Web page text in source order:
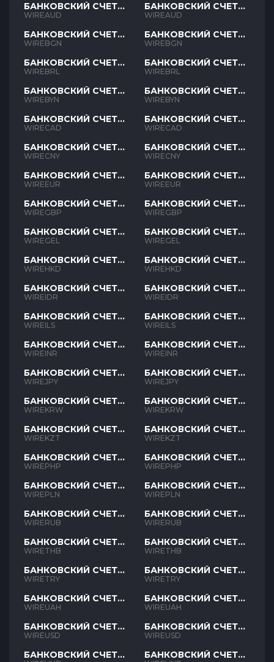
БАНКОВСКИЙ СЧЕТ
AUD
WIREAUD
БАНКОВСКИЙ СЧЕТ
BGN
WIREBGN
БАНКОВСКИЙ СЧЕТ
BRL
WIREBRL
БАНКОВСКИЙ СЧЕТ
BYN
WIREBYN
БАНКОВСКИЙ СЧЕТ
CAD
WIRECAD
БАНКОВСКИЙ СЧЕТ
CNY
WIRECNY
БАНКОВСКИЙ СЧЕТ
EUR
WIREEUR
БАНКОВСКИЙ СЧЕТ
GBP
WIREGBP
БАНКОВСКИЙ СЧЕТ
GEL
WIREGEL
БАНКОВСКИЙ СЧЕТ
HKD
WIREHKD
БАНКОВСКИЙ СЧЕТ
IDR
WIREIDR
БАНКОВСКИЙ СЧЕТ
ILS
WIREILS
БАНКОВСКИЙ СЧЕТ
INR
WIREINR
БАНКОВСКИЙ СЧЕТ
JPY
WIREJPY
БАНКОВСКИЙ СЧЕТ
KRW
WIREKRW
БАНКОВСКИЙ СЧЕТ
KZT
WIREKZT
БАНКОВСКИЙ СЧЕТ
PHP
WIREPHP
БАНКОВСКИЙ СЧЕТ
PLN
WIREPLN
БАНКОВСКИЙ СЧЕТ
RUB
WIRERUB
БАНКОВСКИЙ СЧЕТ
THB
WIRETHB
БАНКОВСКИЙ СЧЕТ
TRY
WIRETRY
БАНКОВСКИЙ СЧЕТ
UAH
WIREUAH
БАНКОВСКИЙ СЧЕТ
USD
WIREUSD
БАНКОВСКИЙ СЧЕТ
БАНКОВСКИЙ СЧЕТ
AUD
WIREAUD
БАНКОВСКИЙ СЧЕТ
BGN
WIREBGN
БАНКОВСКИЙ СЧЕТ
BRL
WIREBRL
БАНКОВСКИЙ СЧЕТ
BYN
WIREBYN
БАНКОВСКИЙ СЧЕТ
CAD
WIRECAD
БАНКОВСКИЙ СЧЕТ
CNY
WIRECNY
БАНКОВСКИЙ СЧЕТ
EUR
WIREEUR
БАНКОВСКИЙ СЧЕТ
GBP
WIREGBP
БАНКОВСКИЙ СЧЕТ
GEL
WIREGEL
БАНКОВСКИЙ СЧЕТ
HKD
WIREHKD
БАНКОВСКИЙ СЧЕТ
IDR
WIREIDR
БАНКОВСКИЙ СЧЕТ
ILS
WIREILS
БАНКОВСКИЙ СЧЕТ
INR
WIREINR
БАНКОВСКИЙ СЧЕТ
JPY
WIREJPY
БАНКОВСКИЙ СЧЕТ
KRW
WIREKRW
БАНКОВСКИЙ СЧЕТ
KZT
WIREKZT
БАНКОВСКИЙ СЧЕТ
PHP
WIREPHP
БАНКОВСКИЙ СЧЕТ
PLN
WIREPLN
БАНКОВСКИЙ СЧЕТ
RUB
WIRERUB
БАНКОВСКИЙ СЧЕТ
THB
WIRETHB
БАНКОВСКИЙ СЧЕТ
TRY
WIRETRY
БАНКОВСКИЙ СЧЕТ
UAH
WIREUAH
БАНКОВСКИЙ СЧЕТ
USD
WIREUSD
БАНКОВСКИЙ СЧЕТ